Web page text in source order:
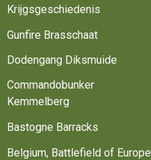
Krijgsgeschiedenis
Gunfire Brasschaat
Dodengang Diksmuide
Commandobunker
Kemmelberg
Bastogne Barracks
Belgium, Battlefield of Europe